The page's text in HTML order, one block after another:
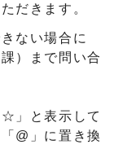
だきます。
ない場合に
）まで問い合
」と表示して
@」に置き換